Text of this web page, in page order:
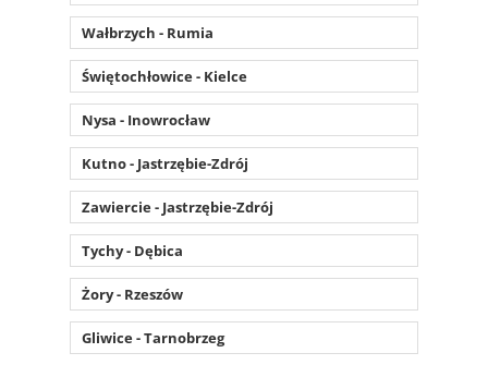
Wałbrzych - Rumia
Świętochłowice - Kielce
Nysa - Inowrocław
Kutno - Jastrzębie-Zdrój
Zawiercie - Jastrzębie-Zdrój
Tychy - Dębica
Żory - Rzeszów
Gliwice - Tarnobrzeg